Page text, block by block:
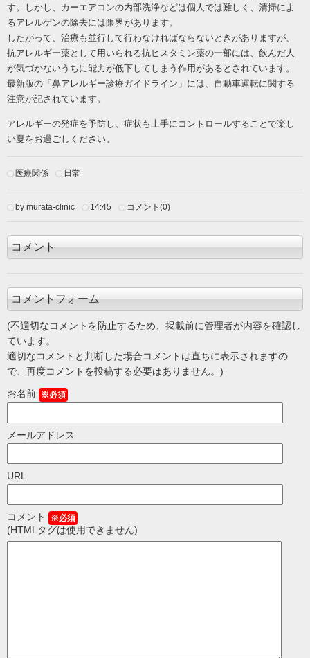
す。しかし、カーエアコンの内部洗浄などは個人では難しく、清掃によ
るアレルゲンの除去には限界があります。
したがって、治療も並行して行わなければならないときがありますが、
抗アレルギー薬として用いられる抗ヒスタミン薬の一部には、飲んだ人
が気づかないうちに能力が低下してしまう作用があるとされています。
最新版の「鼻アレルギー診療ガイドライン」には、自動車運転に関する
注意が記されています。
アレルギーの発症を予防し、症状も上手にコントロールすることで楽し
い夏をお過ごしください。
医療関係 日常
by murata-clinic 14:45 コメント(0)
コメント
コメントフォーム
(不適切なコメントを防止するため、掲載前に管理者が内容を確認し
ています。
適切なコメントと判断した場合コメントは直ちに表示されますの
で、再度コメントを投稿する必要はありません。)
お名前 ※必須
メールアドレス
URL
コメント ※必須
(HTMLタグは使用できません)